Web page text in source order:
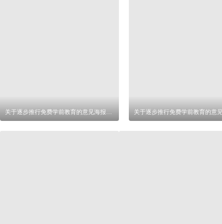
关于逐步推行免费学前教育的意见海报设计